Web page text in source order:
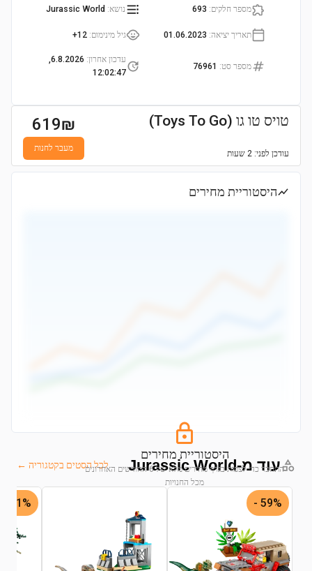
מספר חלקים:
693 נושא:
Jurassic World
תאריך יציאה:
01.06.2023 גיל מינימום:
12+
מספר סט:
76961
עדכון אחרון:
6.8.2026,
12:02:47
טויס טו גו (Toys To Go)
עודכן לפני: 2 שעות
619₪
מעבר לחנות
היסטוריית מחירים
היסטוריית מחירים
התחבר כדי לצפות בגרף מחירים מלא של 6 החודשים האחרונים
מכל החנויות
עוד מ-Jurassic World לכל הסטים בקטגוריה ←
59% -
31% -